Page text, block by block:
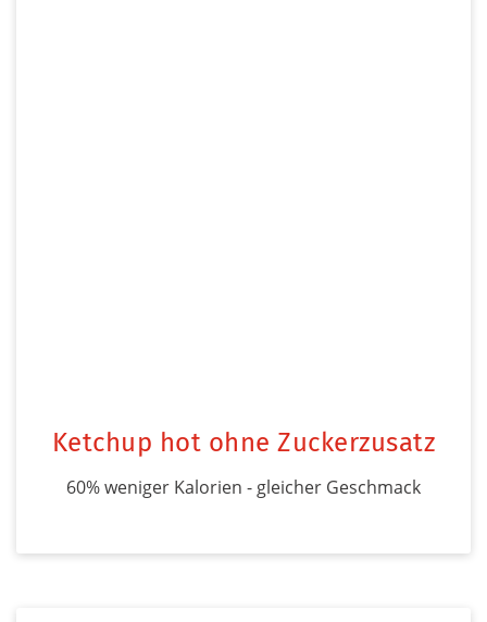
Ketchup hot ohne Zuckerzusatz
60% weniger Kalorien - gleicher Geschmack